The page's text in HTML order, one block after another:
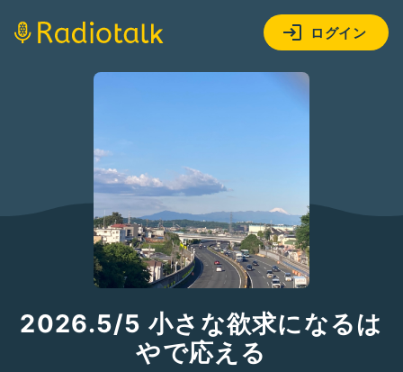
ログイン
2026.5/5 小さな欲求になるは
やで応える